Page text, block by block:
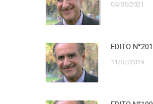
04/05/2021
EDITO N°201
11/07/2019